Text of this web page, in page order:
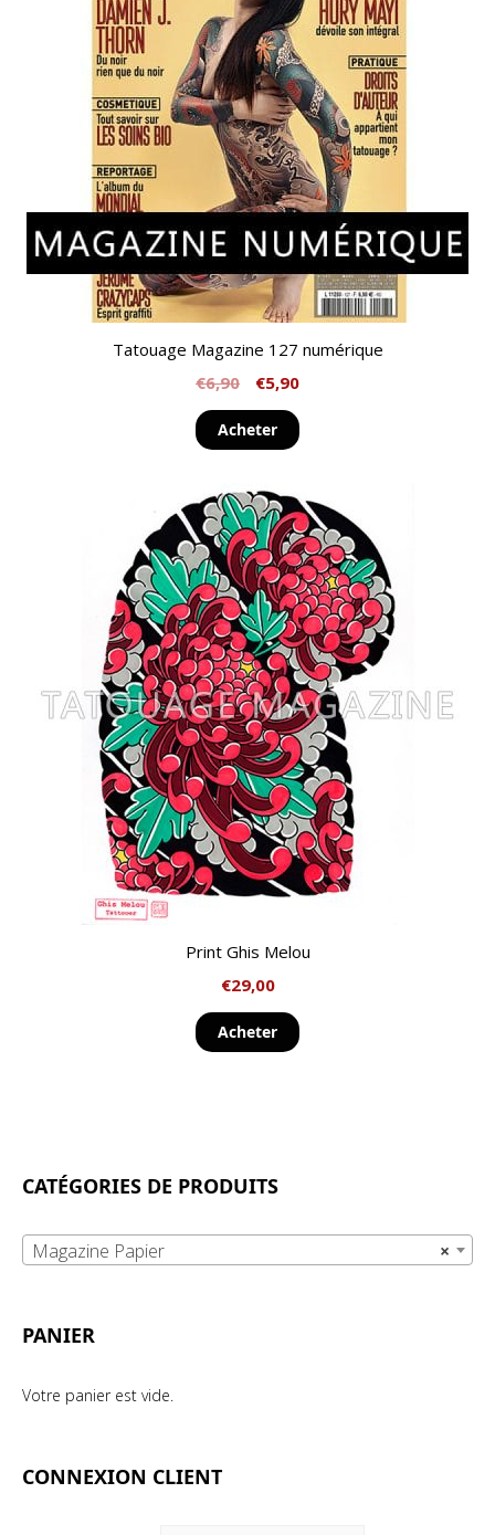
Tatouage Magazine 127 numérique
€6,90 €5,90
Acheter
Print Ghis Melou
€29,00
Acheter
CATÉGORIES DE PRODUITS
×
Magazine Papier
PANIER
Votre panier est vide.
CONNEXION CLIENT